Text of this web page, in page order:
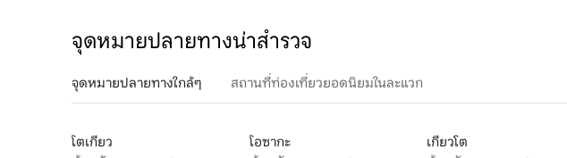
จุดหมายปลายทางน่าสำรวจ
จุดหมายปลายทางใกล้ๆ สถานที่ท่องเที่ยวยอดนิยมในละแวก
โตเกียว
โอซากะ
เกียวโต